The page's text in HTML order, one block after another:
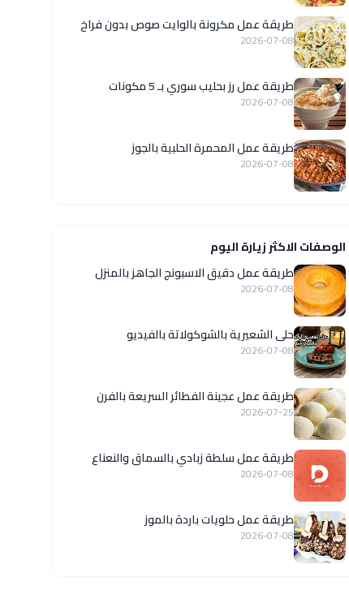
طريقة عمل مكرونة بالوايت صوص بدون فراخ
2026-07-08
طريقة عمل رز بحليب سوري بـ 5 مكونات
2026-07-08
طريقة عمل المحمرة الحلبية بالجوز
2026-07-08
الوصفات الاكثر زيارة اليوم
طريقة عمل دقيق الاسبونج الجاهز بالمنزل
2026-07-08
حلى الشعيرية بالشوكولاتة بالفيديو
2026-07-08
طريقة عمل عجينة الفطائر السريعة بالفرن
2026-07-25
طريقة عمل سلطة زبادي بالسماق والنعناع
2026-07-08
طريقة عمل حلويات باردة بالموز
2026-07-08